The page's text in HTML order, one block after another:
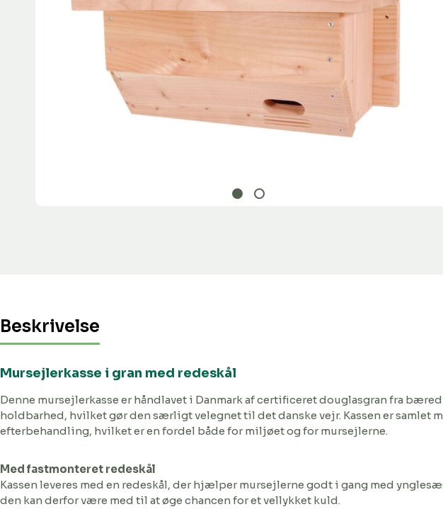
Beskrivelse
Mursejlerkasse i gran med redeskål
Denne mursejlerkasse er håndlavet i Danmark af certificeret douglasgran fra
holdbarhed, hvilket gør den særligt velegnet til det danske vejr. Kassen er
efterbehandling, hvilket er en fordel både for miljøet og for mursejlerne.
Med fastmonteret redeskål
Kassen leveres med en redeskål, der hjælper mursejlerne godt i gang med
den kan derfor være med til at øge chancen for et vellykket kuld.